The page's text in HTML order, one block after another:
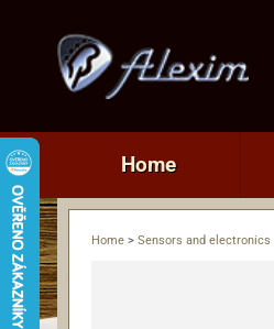
Home
Home > Sensors and electronics